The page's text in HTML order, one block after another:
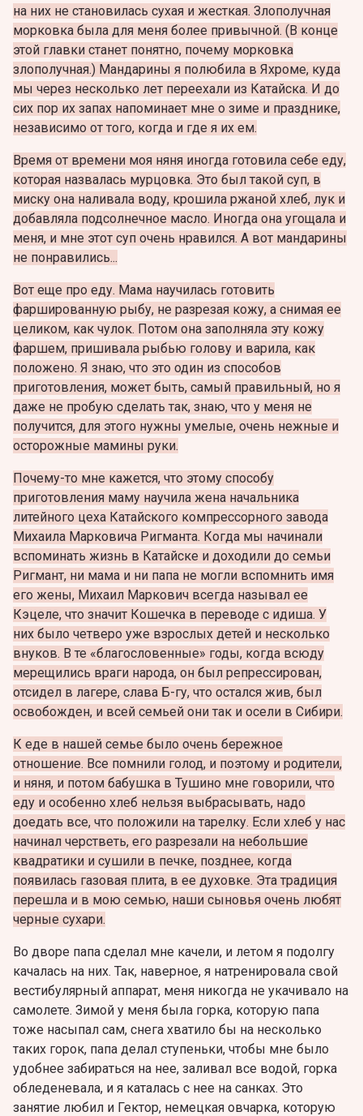
на них не становилась сухая и жесткая. Злополучная
морковка была для меня более привычной. (В конце
этой главки станет понятно, почему морковка
злополучная.) Мандарины я полюбила в Яхроме, куда
мы через несколько лет переехали из Катайска. И до
сих пор их запах напоминает мне о зиме и празднике,
независимо от того, когда и где я их ем.
Время от времени моя няня иногда готовила себе еду,
которая назвалась мурцовка. Это был такой суп, в
миску она наливала воду, крошила ржаной хлеб, лук и
добавляла подсолнечное масло. Иногда она угощала и
меня, и мне этот суп очень нравился. А вот мандарины
не понравились...
Вот еще про еду. Мама научилась готовить
фаршированную рыбу, не разрезая кожу, а снимая ее
целиком, как чулок. Потом она заполняла эту кожу
фаршем, пришивала рыбью голову и варила, как
положено. Я знаю, что это один из способов
приготовления, может быть, самый правильный, но я
даже не пробую сделать так, знаю, что у меня не
получится, для этого нужны умелые, очень нежные и
осторожные мамины руки.
Почему-то мне кажется, что этому способу
приготовления маму научила жена начальника
литейного цеха Катайского компрессорного завода
Михаила Марковича Ригманта. Когда мы начинали
вспоминать жизнь в Катайске и доходили до семьи
Ригмант, ни мама и ни папа не могли вспомнить имя
его жены, Михаил Маркович всегда называл ее
Кэцеле, что значит Кошечка в переводе с идиша. У
них было четверо уже взрослых детей и несколько
внуков. В те «благословенные» годы, когда всюду
мерещились враги народа, он был репрессирован,
отсидел в лагере, слава Б-гу, что остался жив, был
освобожден, и всей семьей они так и осели в Сибири.
К еде в нашей семье было очень бережное
отношение. Все помнили голод, и поэтому и родители,
и няня, и потом бабушка в Тушино мне говорили, что
еду и особенно хлеб нельзя выбрасывать, надо
доедать все, что положили на тарелку. Если хлеб у нас
начинал черстветь, его разрезали на небольшие
квадратики и сушили в печке, позднее, когда
появилась газовая плита, в ее духовке. Эта традиция
перешла и в мою семью, наши сыновья очень любят
черные сухари.
Во дворе папа сделал мне качели, и летом я подолгу
качалась на них. Так, наверное, я натренировала свой
вестибулярный аппарат, меня никогда не укачивало на
самолете. Зимой у меня была горка, которую папа
тоже насыпал сам, снега хватило бы на несколько
таких горок, папа делал ступеньки, чтобы мне было
удобнее забираться на нее, заливал все водой, горка
обледеневала, и я каталась с нее на санках. Это
занятие любил и Гектор, немецкая овчарка, которую